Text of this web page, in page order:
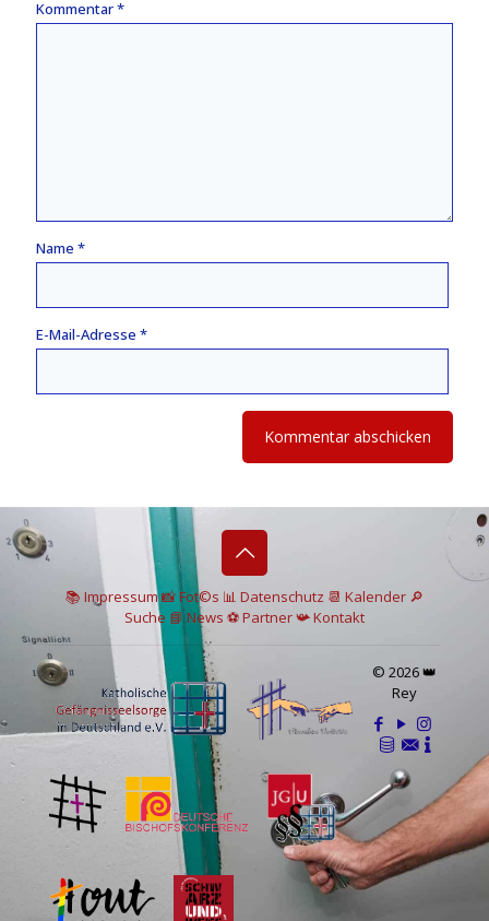
Kommentar*
Name *
E-Mail-Adresse *
📚 Impressum📸Fot©s 📊 Datenschutz 📆 Kalender 🔎
Suche 📘 News ⚽Partner📯Kontakt
© 2026 👑
Rey